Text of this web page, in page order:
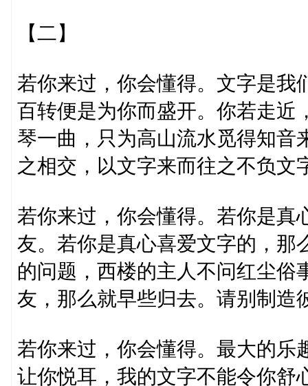
【二】
若你来过，你会懂得。文字是我
百转便是为你而盛开。你若走近
琴一曲，只为高山流水觅得知音
之相交，以文字来而往之不负文
若你来过，你会懂得。若你是真
友。若你是真心喜爱文字的，那
的问题，西楼的主人不问红尘俗
友，那么就早些归去。请别制造
若你来过，你会懂得。最大的乐
让你悦耳，我的文字不能令你舒